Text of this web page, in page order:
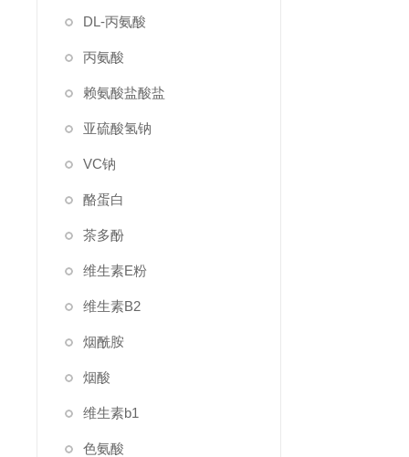
DL-丙氨酸
丙氨酸
赖氨酸盐酸盐
亚硫酸氢钠
VC钠
酪蛋白
茶多酚
维生素E粉
维生素B2
烟酰胺
烟酸
维生素b1
色氨酸